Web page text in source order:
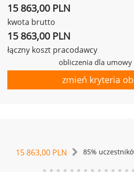
15 863,00 PLN
kwota brutto
15 863,00 PLN
łączny koszt pracodawcy
obliczenia dla umowy
zmień kryteria
15 863,00 PLN 85%